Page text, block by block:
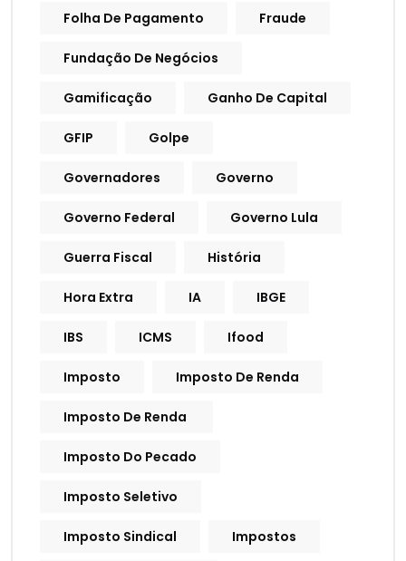
Folha De Pagamento Fraude
Fundação De Negócios
Gamificação Ganho De Capital
GFIP Golpe
Governadores Governo
Governo Federal Governo Lula
Guerra Fiscal História
Hora Extra IA IBGE
IBS ICMS Ifood
Imposto Imposto De Renda
Imposto De Renda
Imposto Do Pecado
Imposto Seletivo
Imposto Sindical Impostos